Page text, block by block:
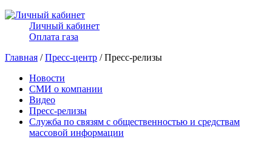
Личный кабинет
Оплата газа
Главная /Пресс-центр / Пресс-релизы
Новости
СМИ о компании
Видео
Пресс-релизы
Служба по связям с общественностью и средствам
массовой информации